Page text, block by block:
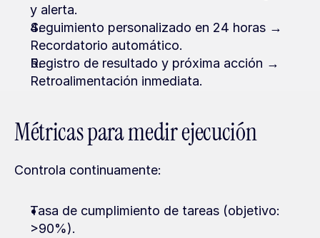
y alerta.
Seguimiento personalizado en 24 horas →
Recordatorio automático.
Registro de resultado y próxima acción →
Retroalimentación inmediata.
Métricas para medir ejecución
Controla continuamente:
Tasa de cumplimiento de tareas (objetivo:
>90%).